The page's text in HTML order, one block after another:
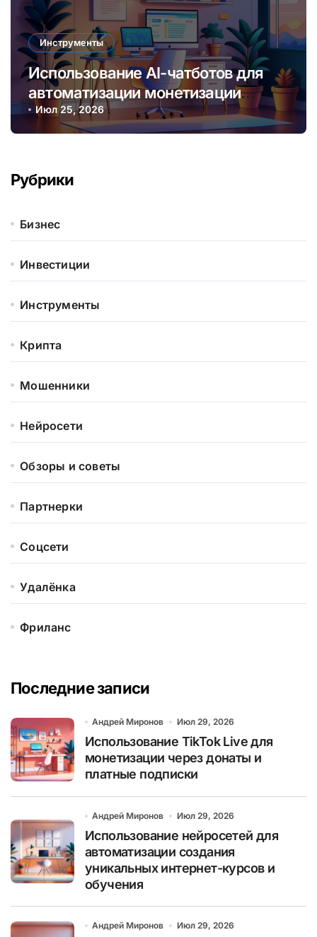
Инструменты
Использование AI-чатботов для
автоматизации монетизации
контента и услуг онлайн
Июл 25, 2026
Рубрики
Бизнес
Инвестиции
Инструменты
Крипта
Мошенники
Нейросети
Обзоры и советы
Партнерки
Соцсети
Удалёнка
Фриланс
Последние записи
Андрей Миронов Июл 29, 2026
Использование TikTok Live для
монетизации через донаты и
платные подписки
Андрей Миронов Июл 29, 2026
Использование нейросетей для
автоматизации создания
уникальных интернет-курсов и
обучения
Андрей Миронов Июл 29, 2026